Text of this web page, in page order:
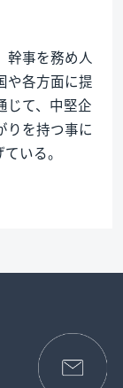
幹事を務め人
や各方面に提
じて、中堅企
りを持つ事に
いる。